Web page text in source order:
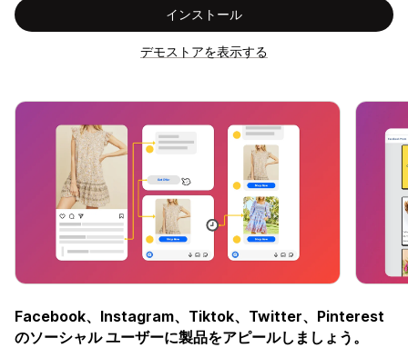
インストール
デモストアを表示する
Facebook、Instagram、Tiktok、Twitter、Pinterest
のソーシャル ユーザーに製品をアピールしましょう。